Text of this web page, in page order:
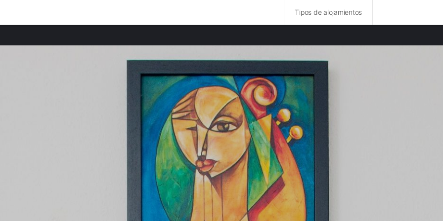
Tipos de alojamientos
Apartamentos en Distrito de los Lagos
Apartamentos en Northumberland provincia
Apartamentos en Lancashire provincia
Apartamentos en Tyne and Wear provincia
Apartamentos en Yorkshire del Norte provincia
Apartamentos en Yorkshire del Oeste provincia
Apartamentos en Isla de Man provincia
Apartamentos en Gran Mánchester provincia